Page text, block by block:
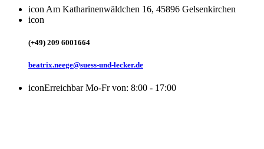
icon Am Katharinenwäldchen 16, 45896 Gelsenkirchen
icon
(+49) 209 6001664
beatrix.neege@suess-und-lecker.de
iconErreichbar Mo-Fr von: 8:00 - 17:00